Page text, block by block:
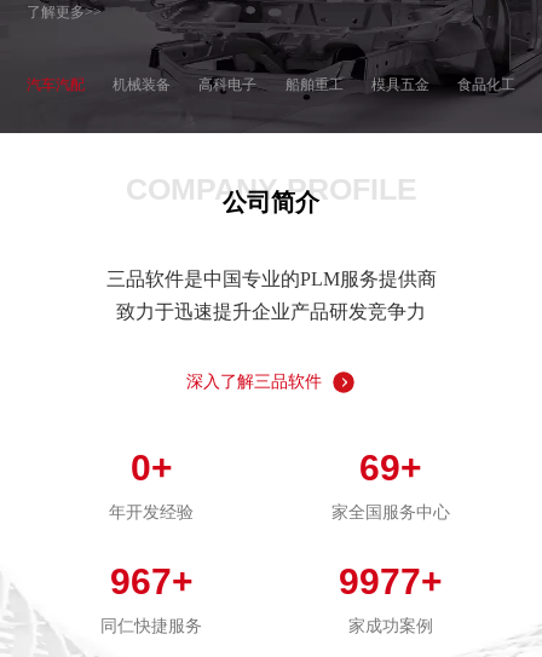
了解更多>>
汽车汽配 机械装备 高科电子 船舶重工 模具五金 食品化工
COMPANY PROFILE
公司简介
三品软件是中国专业的PLM服务提供商
致力于迅速提升企业产品研发竞争力
深入了解三品软件
0+
年开发经验
69+
家全国服务中心
967+
同仁快捷服务
9977+
家成功案例